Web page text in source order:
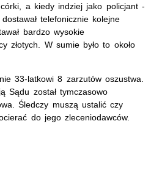
a kiedy indziej jako policjant -
telefonicznie kolejne
bardzo wysokie
złotych. W sumie było to około
33-latkowi 8 zarzutów oszustwa.
Sądu został tymczasowo
Śledczy muszą ustalić czy
do jego zleceniodawców.